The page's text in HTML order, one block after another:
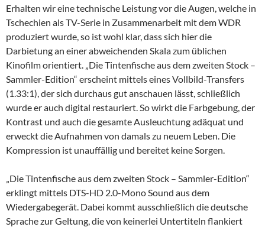
Erhalten wir eine technische Leistung vor die Augen, welche in
Tschechien als TV-Serie in Zusammenarbeit mit dem WDR
produziert wurde, so ist wohl klar, dass sich hier die
Darbietung an einer abweichenden Skala zum üblichen
Kinofilm orientiert. „Die Tintenfische aus dem zweiten Stock –
Sammler-Edition“ erscheint mittels eines Vollbild-Transfers
(1.33:1), der sich durchaus gut anschauen lässt, schließlich
wurde er auch digital restauriert. So wirkt die Farbgebung, der
Kontrast und auch die gesamte Ausleuchtung adäquat und
erweckt die Aufnahmen von damals zu neuem Leben. Die
Kompression ist unauffällig und bereitet keine Sorgen.
„Die Tintenfische aus dem zweiten Stock – Sammler-Edition“
erklingt mittels DTS-HD 2.0-Mono Sound aus dem
Wiedergabegerät. Dabei kommt ausschließlich die deutsche
Sprache zur Geltung, die von keinerlei Untertiteln flankiert